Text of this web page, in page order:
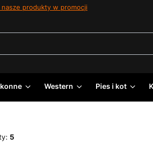
nasze produkty w promocji
Western Pies i kot
5